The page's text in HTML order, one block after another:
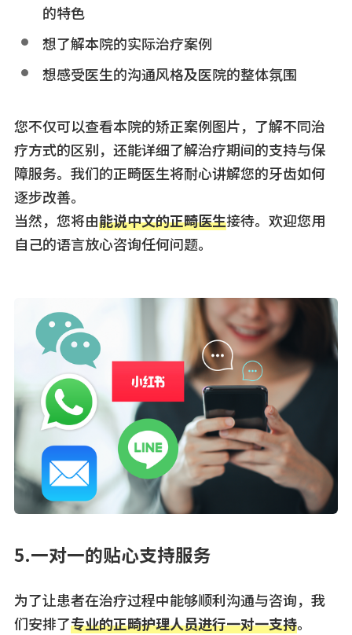
的特色
想了解本院的实际治疗案例
想感受医生的沟通风格及医院的整体氛围
您不仅可以查看本院的矫正案例图片，了解不同治
疗方式的区别，还能详细了解治疗期间的支持与保
障服务。我们的正畸医生将耐心讲解您的牙齿如何
逐步改善。
当然，您将由能说中文的正畸医生接待。欢迎您用
自己的语言放心咨询任何问题。
5.一对一的贴心支持服务
为了让患者在治疗过程中能够顺利沟通与咨询，我
们安排了专业的正畸护理人员进行一对一支持。